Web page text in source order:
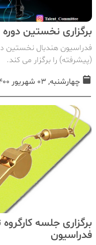
برگزاری نخستین
فدراسیون هندبال نخستین
(پیشرفته) را برگزار می کند.
چهارشنبه, 03 شهریور 1400
برگزاری جلسه
فدراسیون